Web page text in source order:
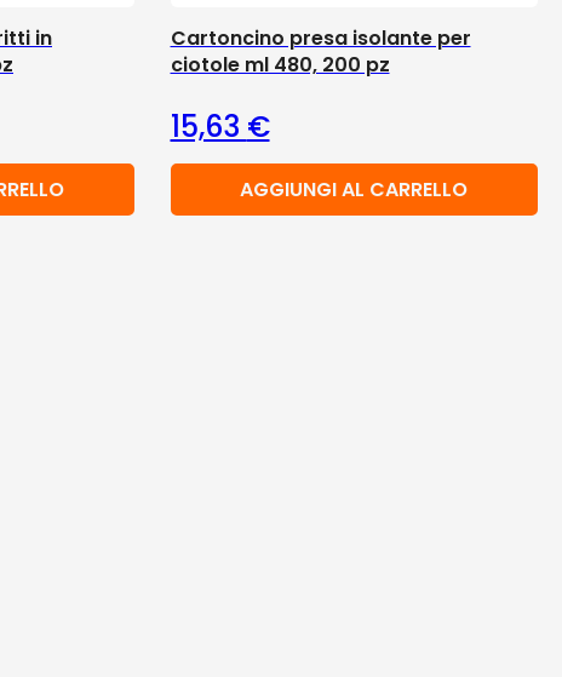
in
Cartoncino presa isolante per
ciotole ml 480, 200 pz
15,63 €
AGGIUNGI AL CARRELLO